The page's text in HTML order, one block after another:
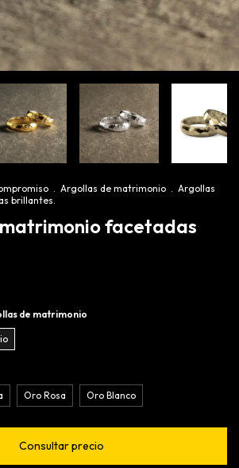
. Argollas de matrimonio . Argollas
brillantes.
facetadas
de matrimonio
Oro Rosa Oro Blanco